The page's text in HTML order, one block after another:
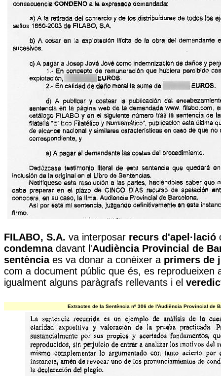
FILABO, S.A. va interposar recurs d'apel·lació
condemnadavant l'Audiència Provincial de
sentènciaes va donar a conèixer a primers de
com a document públic que és, es reprodueixen
igualment alguns paràgrafs rellevants i el
Extractes de la Sentència nº 306 de l'Audiència Provincial de